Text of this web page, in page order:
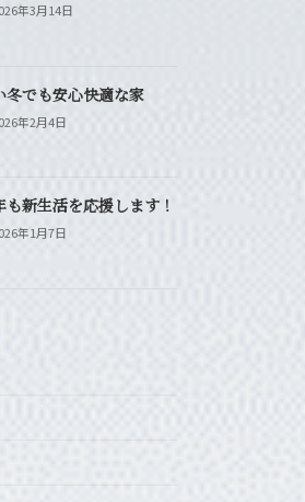
年3月14日
冬でも安心快適な家
年2月4日
も新生活を応援します！
年1月7日